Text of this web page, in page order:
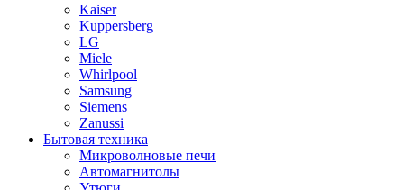
Kaiser
Kuppersberg
LG
Miele
Whirlpool
Samsung
Siemens
Zanussi
Бытовая техника
Микроволновые печи
Автомагнитолы